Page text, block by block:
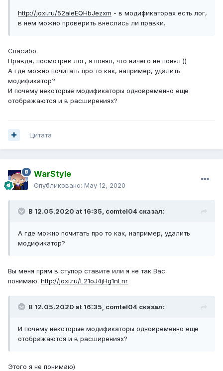
http://joxi.ru/52aleEQHbJezxm - в модификаторах есть лог,
в нем можно проверить внеслись ли правки.
Спасибо.
Правда, посмотрев лог, я понял, что ничего не понял ))
А где можно почитать про то как, например, удалить
модификатор?
И почему некоторые модификаторы одновременно еще
отображаются и в расширениях?
Цитата
WarStyle
Опубликовано: May 12, 2020
В 12.05.2020 at 16:35, comtel04 сказал:
А где можно почитать про то как, например, удалить
модификатор?
Вы меня прям в ступор ставите или я не так Вас
понимаю. http://joxi.ru/L21oJ4jHg1nLnr
В 12.05.2020 at 16:35, comtel04 сказал:
И почему некоторые модификаторы одновременно еще
отображаются и в расширениях?
Этого я не понимаю)